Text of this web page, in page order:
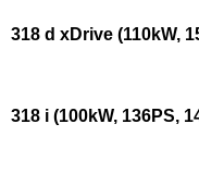
318 d xDrive (110kW,
318 i (100kW, 136PS,